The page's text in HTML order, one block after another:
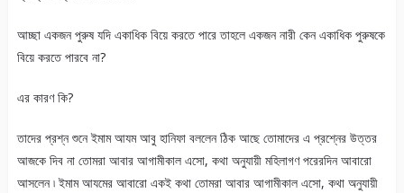
আচ্ছা একজন পুরুষ যদি একাধিক বিয়ে করতে পারে তাহলে একজন নারী কেন একাধিক পুরুষকে
বিয়ে করতে পারবে না?
এর কারণ কি?
তাদের প্রশ্ন শুনে ইমাম আযম আবু হানিফা বললেন ঠিক আছে তোমাদের এ প্রশ্নের উত্তর
আজকে দিব না তোমরা আবার আগামীকাল এসো, কথা অনুযায়ী মহিলাগণ পরেরদিন আবারো
আসলেন ৷ ইমাম আযমের আবারো একই কথা তোমরা আবার আগামীকাল এসো, কথা অনুযায়ী